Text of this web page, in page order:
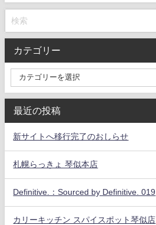
カテゴリー
最近の投稿
新サイトへ移行完了のおしらせ
札幌らっきょ 琴似本店
Definitive.：Sourced by Definitive. 019
カリーキッチン スパイスポット琴似店